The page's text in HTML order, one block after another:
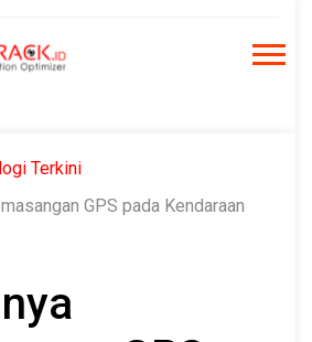
Terkini
GPS pada Kendaraan